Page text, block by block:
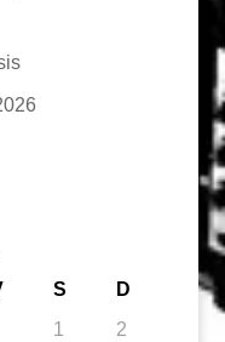
S
D
1
2